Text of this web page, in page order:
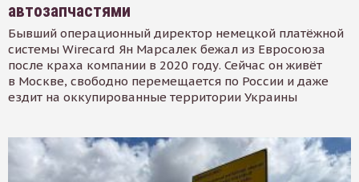
автозапчастями
Бывший операционный директор немецкой платёжной
системы Wirecard Ян Марсалек бежал из Евросоюза
после краха компании в 2020 году. Сейчас он живёт
в Москве, свободно перемещается по России и даже
ездит на оккупированные территории Украины